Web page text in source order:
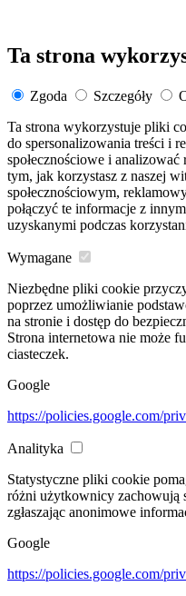
Ta strona
Zgoda Szczegóły
Ta strona wykorzystuje pliki
do spersonalizowania treści i
społecznościowe i
tym, jak korzystasz z naszej
społecznościowym,
połączyć te informacje z
uzyskanymi podczas
Wymagane
Niezbędne pliki cookie
poprzez umożliwianie
na stronie i dostęp do
Strona internetowa nie może
ciasteczek.
Google
https://policies.google.com/
Analityka
Statystyczne pliki cookie
różni użytkownicy zachowują
zgłaszając anonimowe
Google
https://policies.google.com/